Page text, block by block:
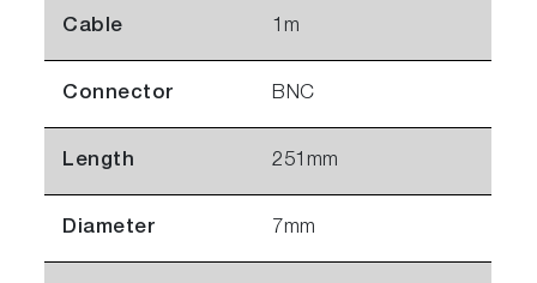
Cable 1m
Connector BNC
Length 251mm
Diameter 7mm